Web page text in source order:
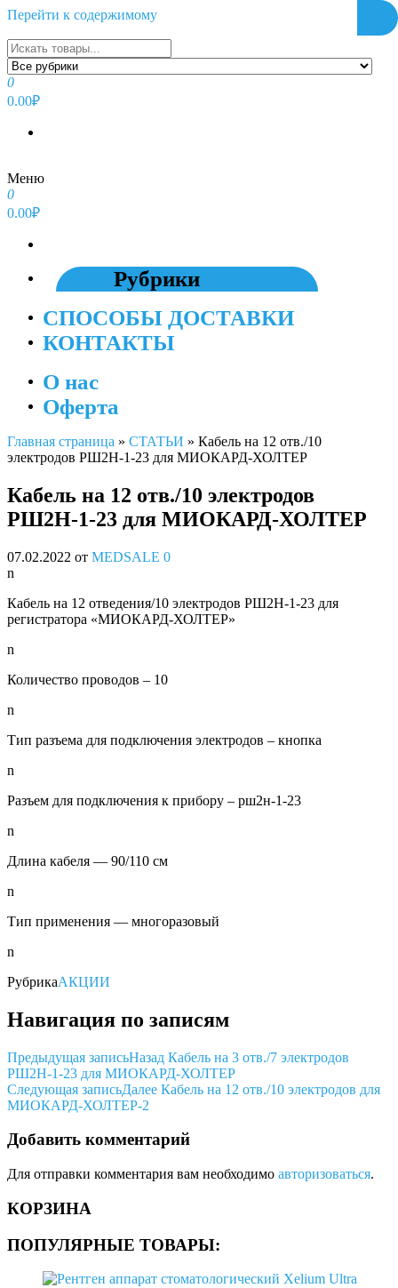
Перейти к содержимому
0
0.00₽
Меню
0
0.00₽
Рубрики
СПОСОБЫ ДОСТАВКИ
КОНТАКТЫ
О нас
Оферта
Главная страница » СТАТЬИ » Кабель на 12 отв./10
электродов РШ2Н-1-23 для МИОКАРД-ХОЛТЕР
Кабель на 12 отв./10 электродов
РШ2Н-1-23 для МИОКАРД-ХОЛТЕР
07.02.2022 от MEDSALE 0
n
Кабель на 12 отведения/10 электродов РШ2Н-1-23 для
регистратора «МИОКАРД-ХОЛТЕР»
n
Количество проводов – 10
n
Тип разъема для подключения электродов – кнопка
n
Разъем для подключения к прибору – рш2н-1-23
n
Длина кабеля — 90/110 см
n
Тип применения — многоразовый
n
РубрикаАКЦИИ
Навигация по записям
Предыдущая записьНазад Кабель на 3 отв./7 электродов
РШ2Н-1-23 для МИОКАРД-ХОЛТЕР
Следующая записьДалее Кабель на 12 отв./10 электродов для
МИОКАРД-ХОЛТЕР-2
Добавить комментарий
Для отправки комментария вам необходимо авторизоваться.
КОРЗИНА
ПОПУЛЯРНЫЕ ТОВАРЫ: